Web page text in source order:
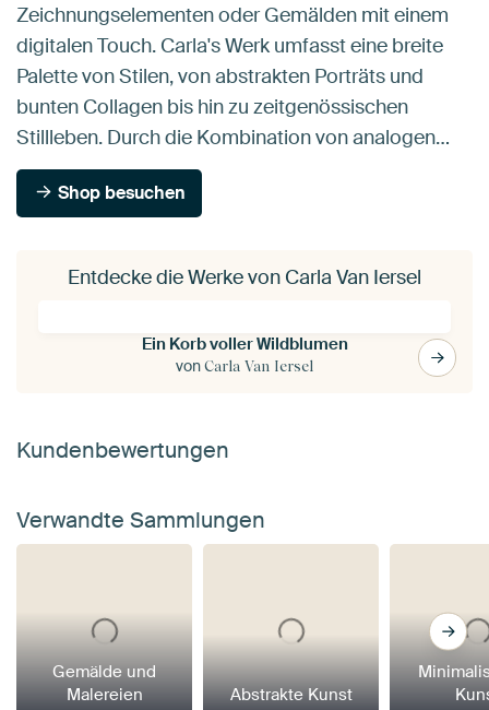
Zeichnungselementen oder Gemälden mit einem
digitalen Touch. Carla's Werk umfasst eine breite
Palette von Stilen, von abstrakten Porträts und
bunten Collagen bis hin zu zeitgenössischen
Stillleben. Durch die Kombination von analogen…
Shop besuchen
Entdecke die Werke von Carla Van Iersel
Ein Korb voller Wildblumen
vonCarla Van Iersel
Kundenbewertungen
Verwandte Sammlungen
Gemälde und
Malereien
Abstrakte Kunst